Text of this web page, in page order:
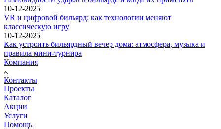
10-12-2025
VR и цифровой бильярд: как технологии меняют
классическую игру
10-12-2025
Как устроить бильярдный вечер дома: атмосфера, музыка и
правила мини-турнира
Компания
Контакты
Проекты
Каталог
Акции
Услуги
Помощь